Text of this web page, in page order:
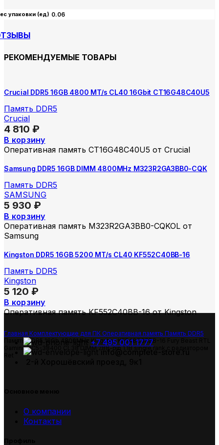
упаковки (ед) 0.06
РЕКОМЕНДУЕМЫЕ ТОВАРЫ
Crucial DDR5 16GB 4800 MT/s CL40 16Gbit CT16G48C40U5
Память DDR5
Crucial
4 810 ₽
В корзину
Оперативная память CT16G48C40U5 от Crucial
Samsung DDR5 16GB DIMM 4800MHz M323R2GA3BB0-CQK
Память DDR5
SAMSUNG
5 930 ₽
В корзину
Оперативная память M323R2GA3BB0-CQKOL от
Samsung
Kingston DDR5 16GB 5200 MT/s CL40 KF552C40BB-16
Память DDR5
Kingston
5 120 ₽
В корзину
Оперативная память KF552C40BB-16 от Kingston
Главная Комплектующие для ПК Оперативная память Память DDR5
Память DDR5 16Gb 4800MHz Kingston KF548C38BB-16 Fury Beast RTL
Gaming PC5-38400 CL38 DIMM 288-pin 1.1В single rank с радиатором
+7 495 001 1777
О компании
Контакты